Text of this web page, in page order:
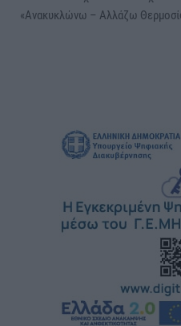
«Ανακυκλώνω – Αλλάζω